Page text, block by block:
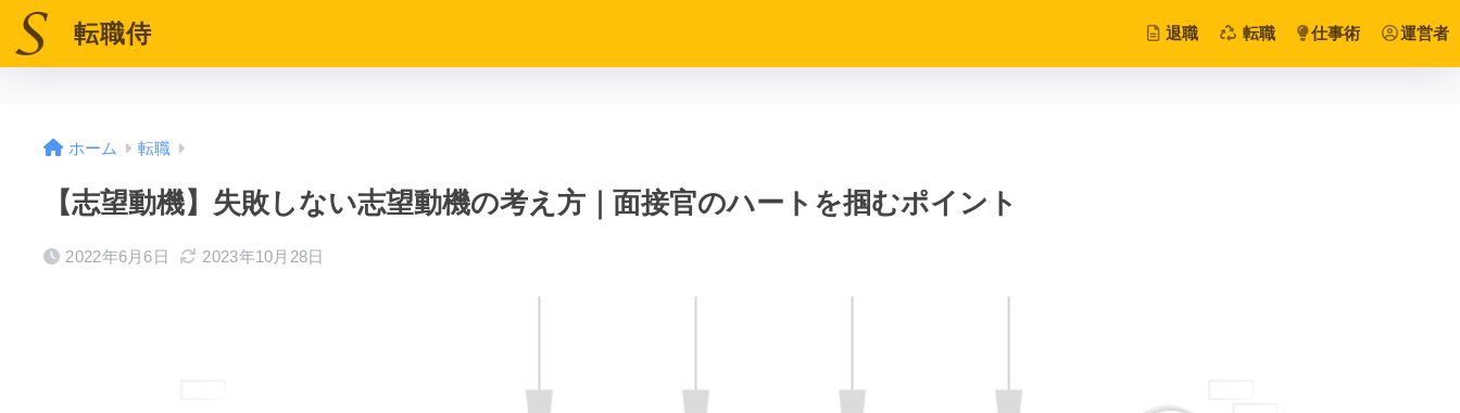
転職侍 退職 転職 仕事術 運営者
ホーム 転職
【志望動機】失敗しない志望動機の考え方｜面接官のハートを掴むポイント
2022年6月6日 2023年10月28日